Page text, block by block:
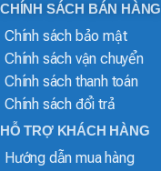
CHÍNH SÁCH BÁN HÀNG
Chính sách bảo mật
Chính sách vận chuyển
Chính sách thanh toán
Chính sách đổi trả
HỖ TRỢ KHÁCH HÀNG
Hướng dẫn mua hàng